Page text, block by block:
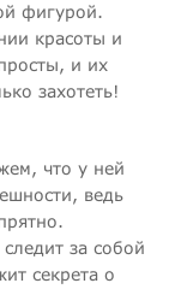
фигурой.
красоты и
и их
захотеть!
что у ней
ведь
за собой
секрета о